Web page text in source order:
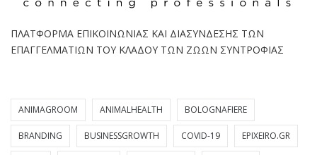
ΠΛΑΤΦΟΡΜΑ ΕΠΙΚΟΙΝΩΝΙΑΣ ΚΑΙ ΔΙΑΣΥΝΔΕΣΗΣ ΤΩΝ
ΕΠΑΓΓΕΛΜΑΤΙΩΝ ΤΟΥ ΚΛΑΔΟΥ ΤΩΝ ΖΩΩΝ ΣΥΝΤΡΟΦΙΑΣ
ANIMAGROOM ANIMALHEALTH BOLOGNAFIERE
BRANDING BUSINESSGROWTH COVID-19 EPIXEIRO.GR